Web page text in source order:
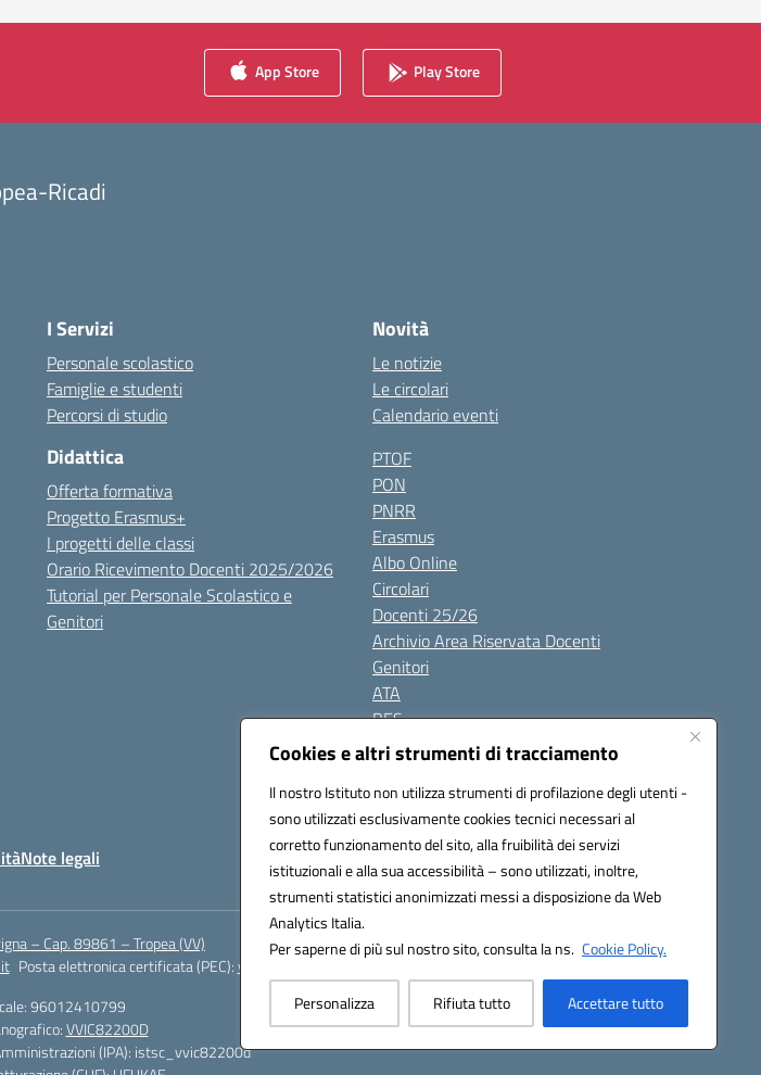
Cookies e altri strumenti di tracciamento
Il nostro Istituto non utilizza strumenti di profilazione degli utenti -
sono utilizzati esclusivamente cookies tecnici necessari al
corretto funzionamento del sito, alla fruibilità dei servizi
istituzionali e alla sua accessibilità – sono utilizzati, inoltre,
strumenti statistici anonimizzati messi a disposizione da Web
Analytics Italia.
Per saperne di più sul nostro sito, consulta la ns. Cookie Policy.
Personalizza Rifiuta tutto Accettare tutto
App Store Play Store
Ricadi
I Servizi
Personale scolastico
Famiglie e studenti
Percorsi di studio
Didattica
Offerta formativa
Progetto Erasmus+
I progetti delle classi
Orario Ricevimento Docenti 2025/2026
Tutorial per Personale Scolastico e
Genitori
Novità
Le notizie
Le circolari
Calendario eventi
PTOF
PON
PNRR
Erasmus
Albo Online
Circolari
Docenti 25/26
Archivio Area Riservata Docenti
Genitori
ATA
BES
Modulistica
Gallery
Note legali
– Cap. 89861 – Tropea (VV)
Posta elettronica certificata (PEC):vvic82200d@pec.istruzione.it
96012410799
VVIC82200D
(IPA): istsc_vvic82200d